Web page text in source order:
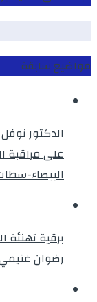
مواضيع سابقة
على مراقبة
البيضاء-
برقية
رضوان